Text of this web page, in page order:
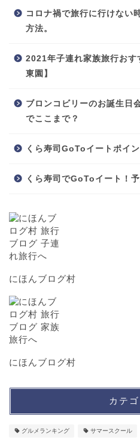
コロナ禍で旅行に行けない
方法。
2021年子連れ家族旅行おす
東園】
ブロンコビリーのお誕生日
でここまで？
くら寿司GoToイートポイ
くら寿司でGoToイート！
にほんブログ村
にほんブログ村
カテ
グルメランキング サマースクール